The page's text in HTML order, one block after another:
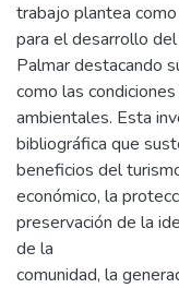
trabajo plantea
para el desarrollo
Palmar destacando
como las
ambientales. Esta
bibliográfica que
beneficios del
económico, la
preservación de la
de la
comunidad, la